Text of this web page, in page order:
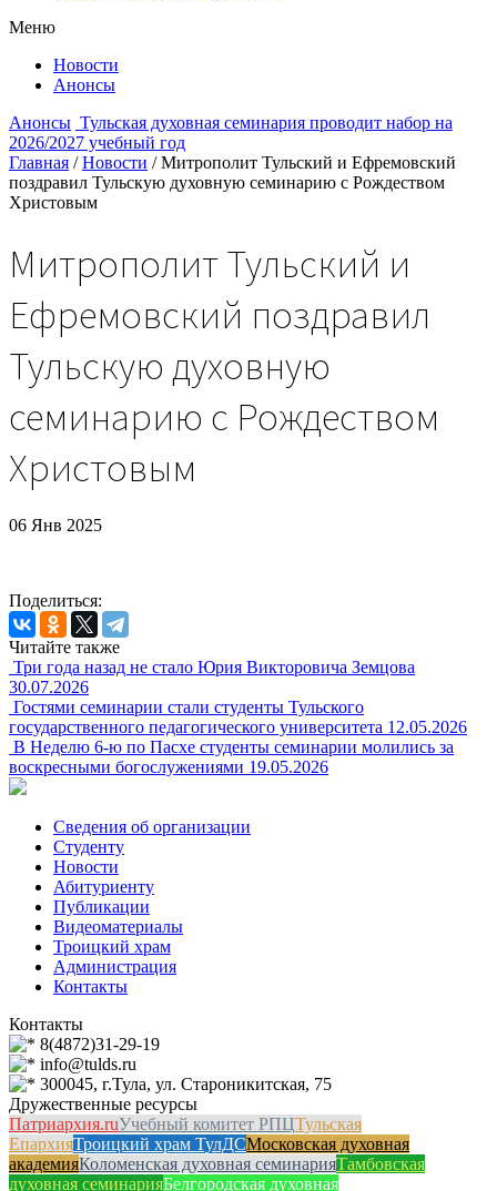
Меню
Новости
Анонсы
Анонсы Тульская духовная семинария проводит набор на
2026/2027 учебный год
Главная / Новости / Митрополит Тульский и Ефремовский
поздравил Тульскую духовную семинарию с Рождеством
Христовым
Митрополит Тульский и
Ефремовский поздравил
Тульскую духовную
семинарию с Рождеством
Христовым
06 Янв 2025
Поделиться:
Читайте также
Три года назад не стало Юрия Викторовича Земцова
30.07.2026
Гостями семинарии стали студенты Тульского
государственного педагогического университета 12.05.2026
В Неделю 6-ю по Пасхе студенты семинарии молились за
воскресными богослужениями 19.05.2026
Сведения об организации
Студенту
Новости
Абитуриенту
Публикации
Видеоматериалы
Троицкий храм
Администрация
Контакты
Контакты
8(4872)31-29-19
info@tulds.ru
300045, г.Тула, ул. Староникитская, 75
Дружественные ресурсы
Патриархия.ruУчебный комитет РПЦТульская
ЕпархияТроицкий храм ТулДСМосковская духовная
академияКоломенская духовная семинарияТамбовская
духовная семинарияБелгородская духовная